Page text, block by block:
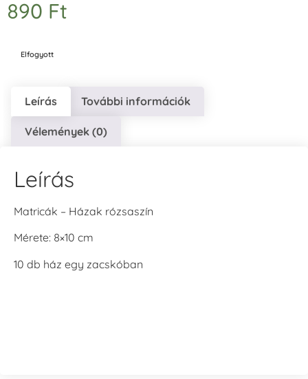
890 Ft
Elfogyott
Leírás További információk
Vélemények (0)
Leírás
Matricák – Házak rózsaszín
Mérete: 8×10 cm
10 db ház egy zacskóban